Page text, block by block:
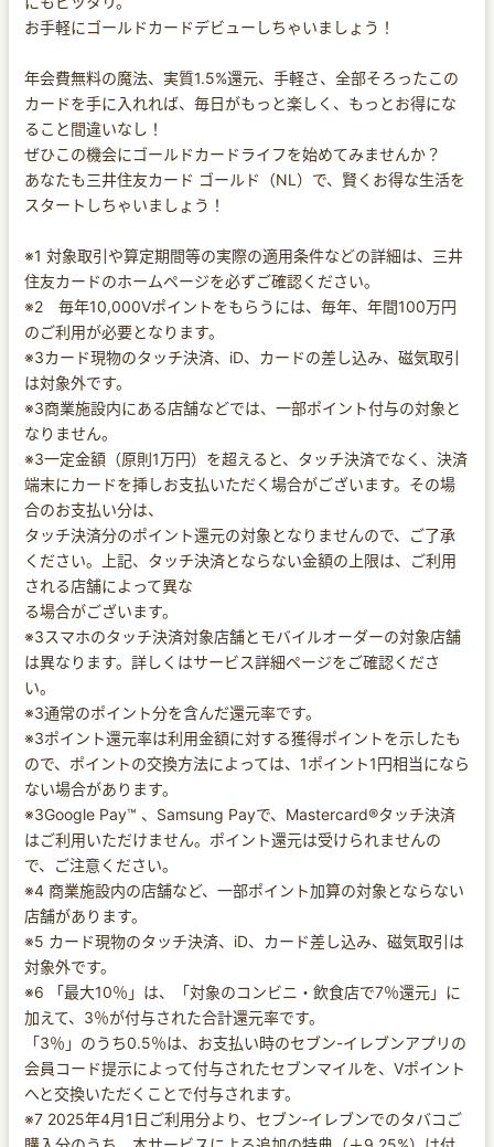
お手軽にゴールドカードデビューしちゃいましょう！
年会費無料の魔法、実質1.5%還元、手軽さ、全部そろったこの
カードを手に入れれば、毎日がもっと楽しく、もっとお得にな
ること間違いなし！
ぜひこの機会にゴールドカードライフを始めてみませんか？
あなたも三井住友カード ゴールド（NL）で、賢くお得な生活を
スタートしちゃいましょう！
※1 対象取引や算定期間等の実際の適用条件などの詳細は、三井
住友カードのホームページを必ずご確認ください。
※2 毎年10,000Vポイントをもらうには、毎年、年間100万円
のご利用が必要となります。
※3カード現物のタッチ決済、iD、カードの差し込み、磁気取引
は対象外です。
※3商業施設内にある店舗などでは、一部ポイント付与の対象と
なりません。
※3一定金額（原則1万円）を超えると、タッチ決済でなく、決済
端末にカードを挿しお支払いただく場合がございます。その場
合のお支払い分は、
タッチ決済分のポイント還元の対象となりませんので、ご了承
ください。上記、タッチ決済とならない金額の上限は、ご利用
される店舗によって異な
る場合がございます。
※3スマホのタッチ決済対象店舗とモバイルオーダーの対象店舗
は異なります。詳しくはサービス詳細ページをご確認くださ
い。
※3通常のポイント分を含んだ還元率です。
※3ポイント還元率は利用金額に対する獲得ポイントを示したも
ので、ポイントの交換方法によっては、1ポイント1円相当になら
ない場合があります。
※3Google Pay™ 、Samsung Payで、Mastercard®タッチ決済
はご利用いただけません。ポイント還元は受けられませんの
で、ご注意ください。
※4 商業施設内の店舗など、一部ポイント加算の対象とならない
店舗があります。
※5 カード現物のタッチ決済、iD、カード差し込み、磁気取引は
対象外です。
※6 「最大10％」は、「対象のコンビニ・飲食店で7％還元」に
加えて、3％が付与された合計還元率です。
「3％」のうち0.5％は、お支払い時のセブン-イレブンアプリの
会員コード提示によって付与されたセブンマイルを、Vポイント
へと交換いただくことで付与されます。
※7 2025年4月1日ご利用分より、セブン‐イレブンでのタバコご